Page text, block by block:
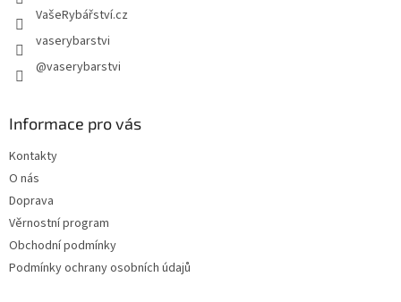
VašeRybářství.cz
vaserybarstvi
@vaserybarstvi
Informace pro vás
Kontakty
O nás
Doprava
Věrnostní program
Obchodní podmínky
Podmínky ochrany osobních údajů